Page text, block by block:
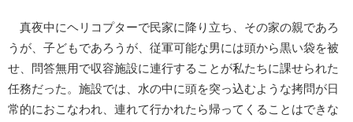
真夜中にヘリコプターで民家に降り立ち、その家の親であろ
うが、子どもであろうが、従軍可能な男には頭から黒い袋を被
せ、問答無用で収容施設に連行することが私たちに課せられた
任務だった。施設では、水の中に頭を突っ込むような拷問が日
常的におこなわれ、連れて行かれたら帰ってくることはできな